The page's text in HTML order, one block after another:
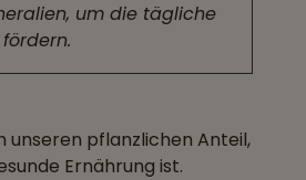
um die tägliche
pflanzlichen Anteil,
Ernährung ist.